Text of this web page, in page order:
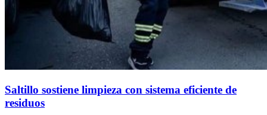
Saltillo sostiene limpieza con sistema eficiente de
residuos